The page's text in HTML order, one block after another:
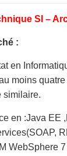
SI –
:
en
moins
similaire.
en :Java EE
WebSphere